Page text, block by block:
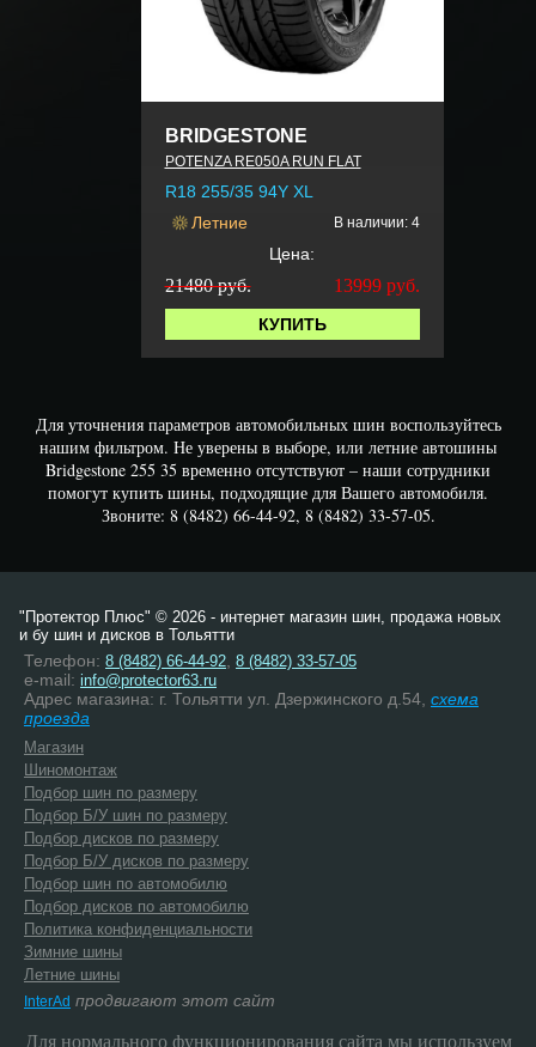
BRIDGESTONE
POTENZA RE050A RUN FLAT
R18 255/35 94Y XL
Летние
В наличии: 4
Цена:
21480 руб. 13999 руб.
КУПИТЬ
Для уточнения параметров автомобильных шин воспользуйтесь
нашим фильтром. Не уверены в выборе, или летние автошины
Bridgestone 255 35 временно отсутствуют – наши сотрудники
помогут купить шины, подходящие для Вашего автомобиля.
Звоните: 8 (8482) 66-44-92, 8 (8482) 33-57-05.
"Протектор Плюс" © 2026 - интернет магазин шин, продажа новых
и бу шин и дисков в Тольятти
Телефон: 8 (8482) 66-44-92 8 (8482) 33-57-05
e-mail: info@protector63.ru
Адрес магазина: г. Тольятти ул. Дзержинского д.54, схема
проезда
Магазин
Шиномонтаж
Подбор шин по размеру
Подбор Б/У шин по размеру
Подбор дисков по размеру
Подбор Б/У дисков по размеру
Подбор шин по автомобилю
Подбор дисков по автомобилю
Политика конфиденциальности
Зимние шины
Летние шины
InterAd продвигают этот сайт
Для нормального функционирования сайта мы используем